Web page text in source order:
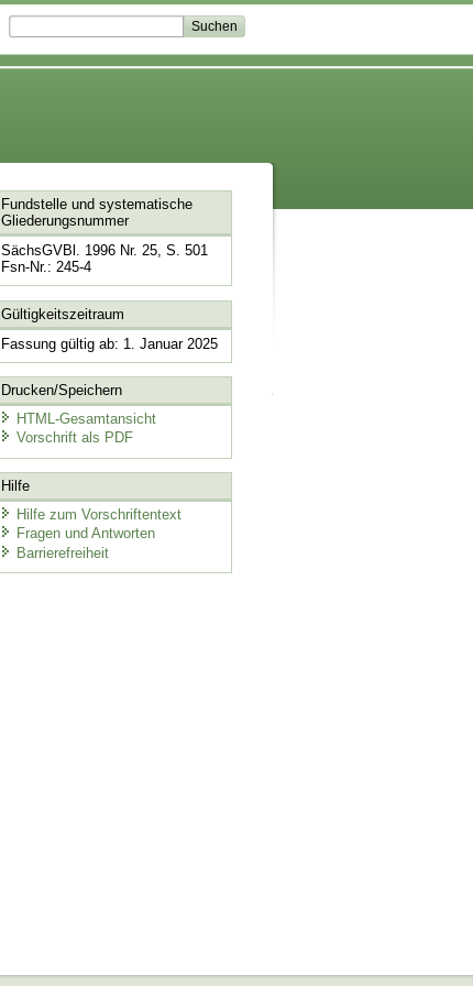
Fundstelle und systematische
Gliederungsnummer
SächsGVBl. 1996 Nr. 25, S. 501
Fsn-Nr.: 245-4
Gültigkeitszeitraum
Fassung gültig ab: 1. Januar 2025
Drucken/Speichern
HTML-Gesamtansicht
Vorschrift als PDF
Hilfe
Hilfe zum Vorschriftentext
Fragen und Antworten
Barrierefreiheit